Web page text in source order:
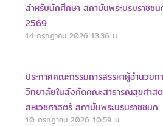
สำหรับนักศึกษา สถาบันพระบรมราชช
2569
14 กรกฎาคม 2026 13:36 น.
ประกาศคณะกรรมการสรรหาผู้อำนวยก
วิทยาลัยในสังกัดคณะสาธารณสุขศาสต
สหเวชศาสตร์ สถาบันพระบรมราชชนก
10 กรกฎาคม 2026 10:59 น.